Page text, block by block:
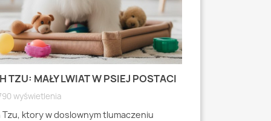
TZU: MAŁY LWIAT W PSIEJ POSTACI
wyświetlenia
Tzu, ktory w doslownym tlumaczeniu